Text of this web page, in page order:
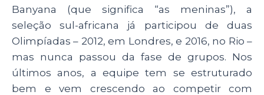
Banyana (que significa “as meninas”), a
seleção sul-africana já participou de duas
Olimpíadas – 2012, em Londres, e 2016, no Rio –
mas nunca passou da fase de grupos. Nos
últimos anos, a equipe tem se estruturado
bem e vem crescendo ao competir com